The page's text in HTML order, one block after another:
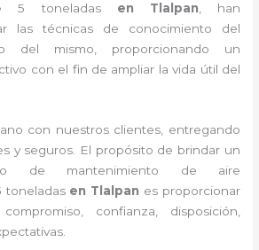
5 toneladasen Tlalpan, han
las técnicas de conocimiento del
del mismo, proporcionando un
con el fin de ampliar la vida útil del
con nuestros clientes, entregando
y seguros. El propósito de brindar un
de mantenimiento de aire
toneladasen Tlalpan es proporcionar
confianza, disposición,